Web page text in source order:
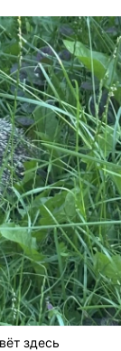
здесь